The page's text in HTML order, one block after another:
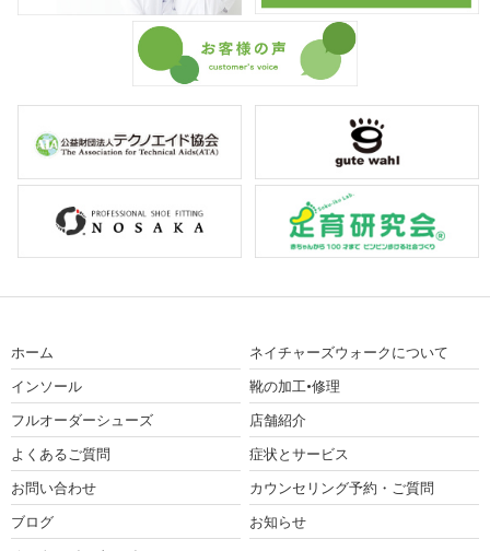
ホーム
ネイチャーズウォークについて
インソール
靴の加工•修理
フルオーダーシューズ
店舗紹介
よくあるご質問
症状とサービス
お問い合わせ
カウンセリング予約・ご質問
ブログ
お知らせ